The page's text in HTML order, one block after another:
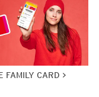
FAMILY CARD